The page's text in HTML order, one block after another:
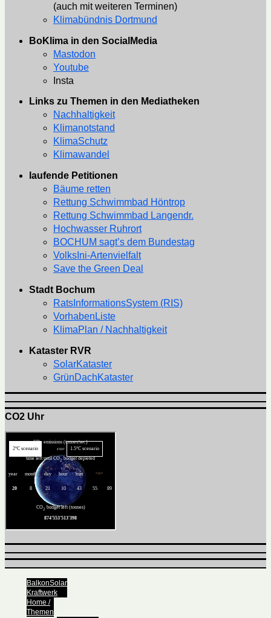
(auch mit weiteren Terminen)
Klimabündnis Dortmund
BoKlima in den SocialMedia
Mastodon
Youtube
Insta
Links zu Themen in den Mediatheken
Nachhaltigkeit
Klimanotstand
KlimaSchutz
Klimawandel
laufende Petitionen
Bäume retten
Rettung Schwimmbad Höntrop
Rettung Schwimmbad Langendr.
Hochwasser Ruhrort
BOCHUM sagt’s dem Bundestag
VolksIni-Artenvielfalt
Save the Green Deal
Stadt Bochum
RatsInformationsSystem (RIS)
VorhabenListe
KlimaPlan / Nachhaltigkeit
Kataster RVR
SolarKataster
GrünDachKataster
CO2 Uhr
BalkonSolar
Kraftwerk
Home /
Themen